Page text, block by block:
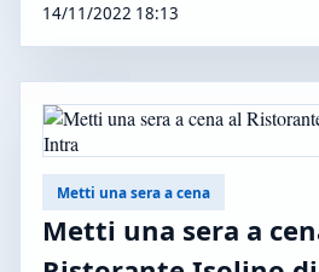
14/11/2022 18:13
Metti una sera a cena
Metti una sera a